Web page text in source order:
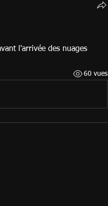
l'arrivée des nuages
60 vues